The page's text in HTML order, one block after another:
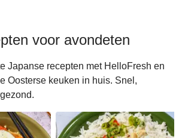
voor avondeten
Japanse recepten met HelloFresh en
Oosterse keuken in huis. Snel,